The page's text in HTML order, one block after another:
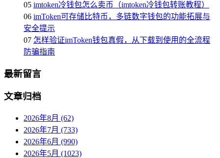
05 imtoken冷钱包怎么卖币（imtoken冷钱包转账教程）
06 imToken可存储比特币，多链数字钱包的功能拓展与
安全提示
07 怎样验证imToken钱包真假，从下载到使用的全流程
防骗指南
最新留言
文章归档
2026年8月 (62)
2026年7月 (733)
2026年6月 (990)
2026年5月 (1023)